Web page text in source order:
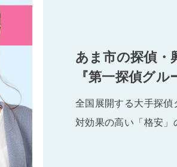
あま市の探偵・
『第一探偵グル
全国展開する大手探
対効果の高い「格安」